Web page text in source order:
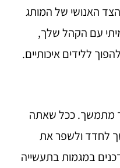
הצד האנושי של המותג
עם הקהל שלך,
ללידים איכותיים.
מתמשך. ככל שאתה
לחדד ולשפר את
במגמות בתעשייה